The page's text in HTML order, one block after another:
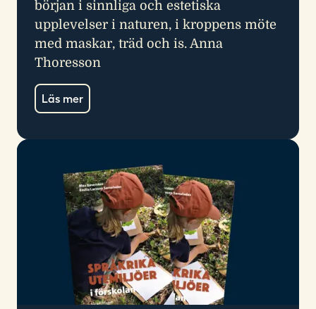
början i sinnliga och estetiska
upplevelser i naturen, i kroppens möte
med maskar, träd och is. Anna
Thoresson
Läs mer